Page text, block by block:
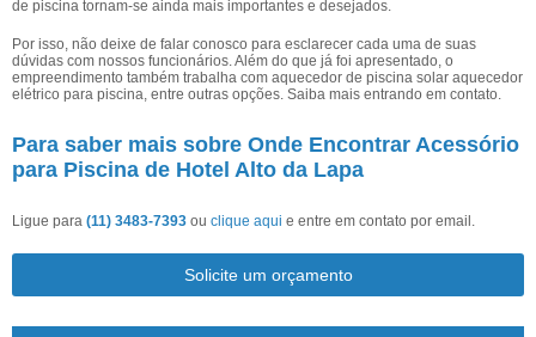
de piscina tornam-se ainda mais importantes e desejados.
Por isso, não deixe de falar conosco para esclarecer cada uma de suas
dúvidas com nossos funcionários. Além do que já foi apresentado, o
empreendimento também trabalha com aquecedor de piscina solar aquecedor
elétrico para piscina, entre outras opções. Saiba mais entrando em contato.
Para saber mais sobre Onde Encontrar Acessório
para Piscina de Hotel Alto da Lapa
Ligue para (11) 3483-7393 ou clique aqui e entre em contato por email.
Solicite um orçamento